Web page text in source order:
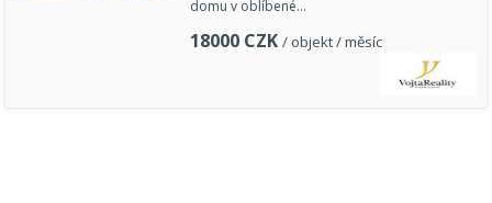
domu v oblíbené…
18000 CZK / objekt / měsíc